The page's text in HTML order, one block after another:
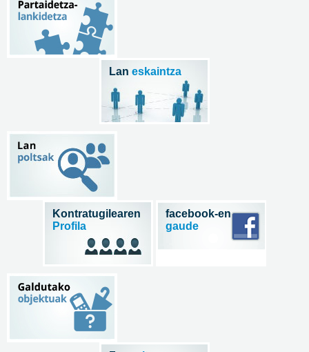
Lan eskaintza
Kontratugilearen
Profila
facebook-en
gaude